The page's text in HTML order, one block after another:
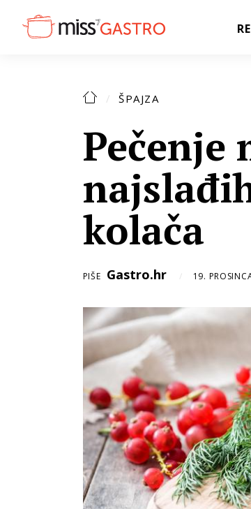
ŠPAJZA
Pečenje
kolača
PIŠE Gastro.hr 19.